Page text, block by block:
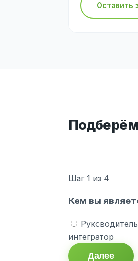
Оставить
Шаг 1 из 4
Кем вы
интегратор
Далее